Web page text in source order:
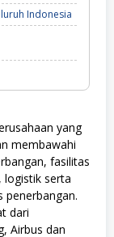
Indonesia
yang
membawahi
fasilitas
logistik serta
penerbangan.
dari
Airbus dan